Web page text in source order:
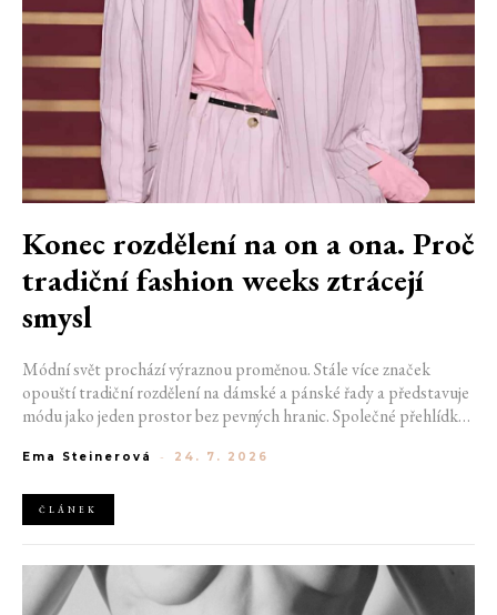
Konec rozdělení na on a ona. Proč
tradiční fashion weeks ztrácejí
smysl
Módní svět prochází výraznou proměnou. Stále více značek
opouští tradiční rozdělení na dámské a pánské řady a představuje
módu jako jeden prostor bez pevných hranic. Společné přehlídky,
klasické týdny módy mohou brzy vypadat úplně jinak.
Ema Steinerová - 24. 7. 2026
ČLÁNEK